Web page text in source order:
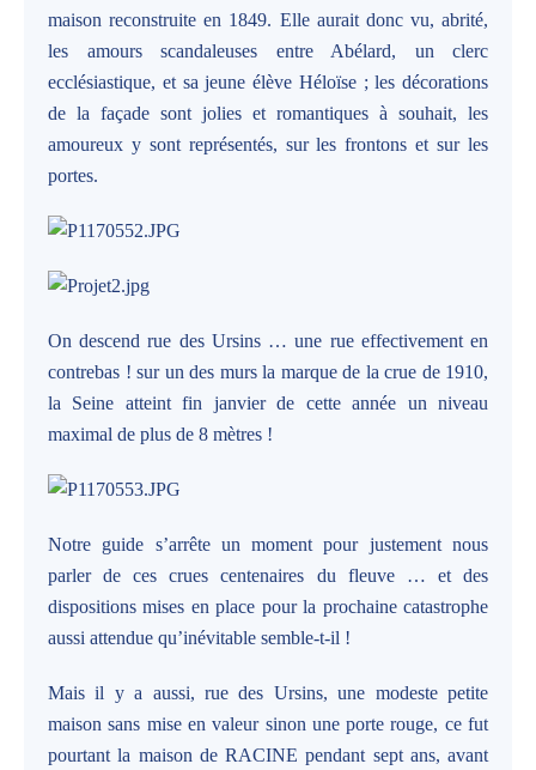
maison reconstruite en 1849. Elle aurait donc vu, abrité,
les amours scandaleuses entre Abélard, un clerc
ecclésiastique, et sa jeune élève Héloïse ; les décorations
de la façade sont jolies et romantiques à souhait, les
amoureux y sont représentés, sur les frontons et sur les
portes.
On descend rue des Ursins … une rue effectivement en
contrebas ! sur un des murs la marque de la crue de 1910,
la Seine atteint fin janvier de cette année un niveau
maximal de plus de 8 mètres !
Notre guide s’arrête un moment pour justement nous
parler de ces crues centenaires du fleuve … et des
dispositions mises en place pour la prochaine catastrophe
aussi attendue qu’inévitable semble-t-il !
Mais il y a aussi, rue des Ursins, une modeste petite
maison sans mise en valeur sinon une porte rouge, ce fut
pourtant la maison de RACINE pendant sept ans, avant